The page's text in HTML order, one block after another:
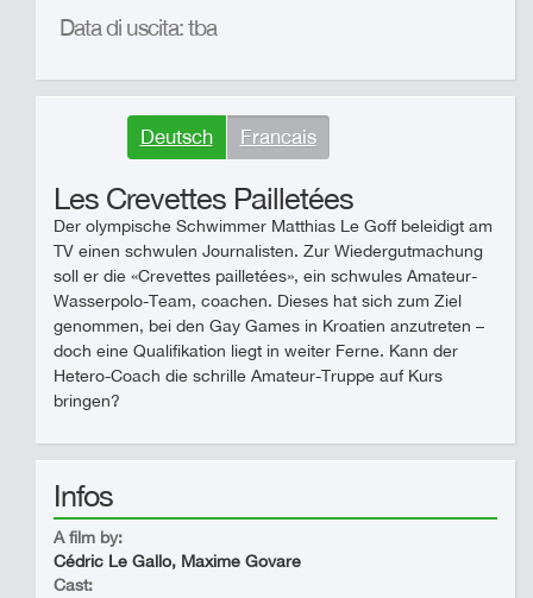
Data di uscita: tba
Deutsch Francais
Les Crevettes Pailletées
Der olympische Schwimmer Matthias Le Goff beleidigt am
TV einen schwulen Journalisten. Zur Wiedergutmachung
soll er die «Crevettes pailletées», ein schwules Amateur-
Wasserpolo-Team, coachen. Dieses hat sich zum Ziel
genommen, bei den Gay Games in Kroatien anzutreten –
doch eine Qualifikation liegt in weiter Ferne. Kann der
Hetero-Coach die schrille Amateur-Truppe auf Kurs
bringen?
Infos
A film by:
Cédric Le Gallo, Maxime Govare
Cast: